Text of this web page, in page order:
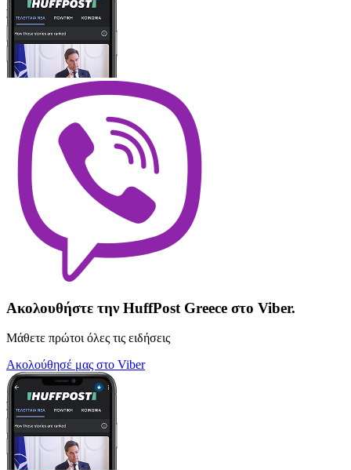
Ακολουθήστε την HuffPost Greece στο Viber.
Μάθετε πρώτοι όλες τις ειδήσεις
Ακολούθησέ μας στο Viber